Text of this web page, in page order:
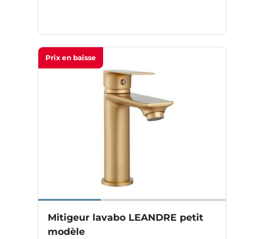
Prix en baisse
Mitigeur lavabo LEANDRE petit
modèle